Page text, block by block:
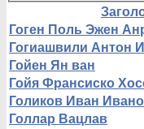
Гоген Поль Эжен
Гогиашвили Антон
Гойен Ян ван
Гойя Франсиско
Голиков Иван
Голлар Вацлав